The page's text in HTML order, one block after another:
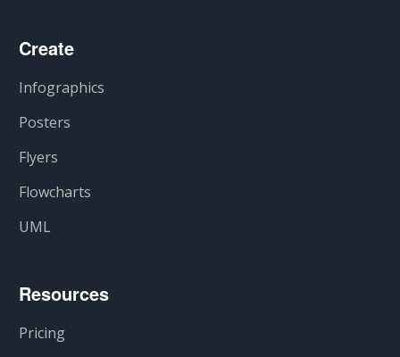
Create
Infographics
Posters
Flyers
Flowcharts
UML
Resources
Pricing